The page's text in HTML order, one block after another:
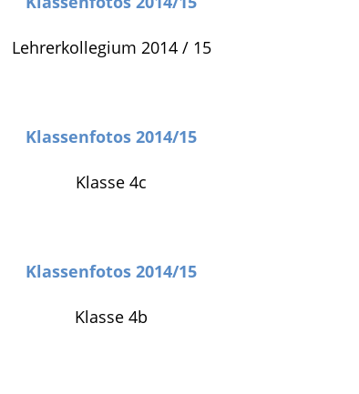
Lehrerkollegium 2014 / 15
Klassenfotos 2014/15
Klasse 4c
Klassenfotos 2014/15
Klasse 4b